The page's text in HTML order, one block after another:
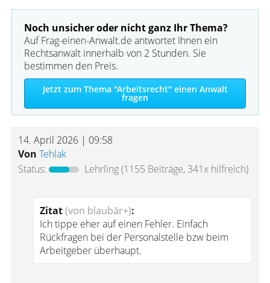
Noch unsicher oder nicht ganz Ihr Thema?
Auf Frag-einen-Anwalt.de antwortet Ihnen ein
Rechtsanwalt innerhalb von 2 Stunden. Sie
bestimmen den Preis.
Jetzt zum Thema "Arbeitsrecht" einen Anwalt
fragen
14. April 2026 | 09:58
Von Tehlak
Status:
Lehrling(1155 Beiträge, 341x hilfreich)
Zitat(von blaubär+):
Ich tippe eher auf einen Fehler. Einfach
Rückfragen bei der Personalstelle bzw beim
Arbeitgeber überhaupt.